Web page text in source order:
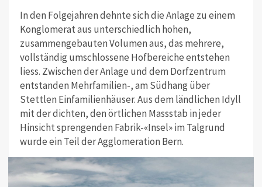
In den Folgejahren dehnte sich die Anlage zu einem
Konglomerat aus unterschiedlich hohen,
zusammengebauten Volumen aus, das mehrere,
vollständig umschlossene Hofbereiche entstehen
liess. Zwischen der Anlage und dem Dorfzentrum
entstanden Mehrfamilien-, am Südhang über
Stettlen Einfamilienhäuser. Aus dem ländlichen Idyll
mit der dichten, den örtlichen Massstab in jeder
Hinsicht sprengenden Fabrik-«Insel» im Talgrund
wurde ein Teil der Agglomeration Bern.